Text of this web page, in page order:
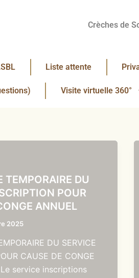
Crèches de
Liste attente
Visite virtuelle 360°
TEMPORAIRE DU
POUR
ANNUEL
2025
DU SERVICE
CAUSE DE CONGE
service inscriptions